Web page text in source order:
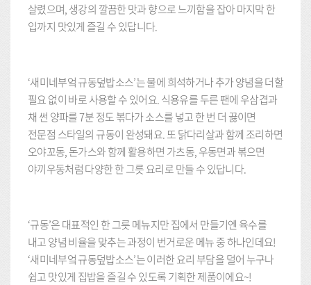
살렸으며, 생강의 깔끔한 맛과 향으로 느끼함을 잡아 마지막 한
입까지 맛있게 즐길 수 있답니다.
‘새미네부엌 규동덮밥소스’는 물에 희석하거나 추가 양념을 더할
필요 없이 바로 사용할 수 있어요. 식용유를 두른 팬에 우삼겹과
채 썬 양파를 7분 정도 볶다가 소스를 넣고 한 번 더 끓이면
전문점 스타일의 규동이 완성돼요. 또 닭다리살과 함께 조리하면
오야꼬동, 돈가스와 함께 활용하면 가츠동, 우동면과 볶으면
야끼우동처럼 다양한 한 그릇 요리로 만들 수 있답니다.
‘규동’은 대표적인 한 그릇 메뉴지만 집에서 만들기엔 육수를
내고 양념 비율을 맞추는 과정이 번거로운 메뉴 중 하나인데요!
‘새미네부엌 규동덮밥소스’는 이러한 요리 부담을 덜어 누구나
쉽고 맛있게 집밥을 즐길 수 있도록 기획한 제품이에요~!